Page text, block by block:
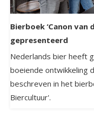
Bierboek ‘Canon van
gepresenteerd
Nederlands bier heeft
boeiende ontwikkeling
beschreven in het
Biercultuur'.